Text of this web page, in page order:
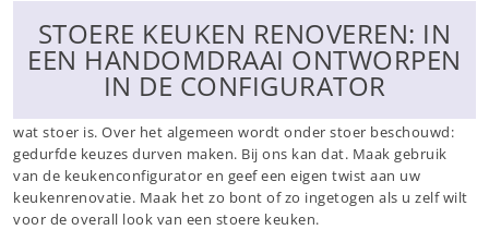
STOERE KEUKEN RENOVEREN: IN
EEN HANDOMDRAAI ONTWORPEN
IN DE CONFIGURATOR
wat stoer is. Over het algemeen wordt onder stoer beschouwd:
gedurfde keuzes durven maken. Bij ons kan dat. Maak gebruik
van de keukenconfigurator en geef een eigen twist aan uw
keukenrenovatie. Maak het zo bont of zo ingetogen als u zelf wilt
voor de overall look van een stoere keuken.